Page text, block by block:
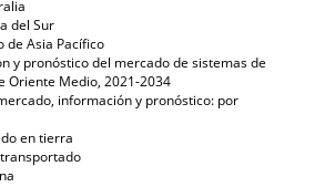
del Sur
de Asia Pacífico
y pronóstico del mercado de sistemas de
Oriente Medio, 2021-2034
información y pronóstico: por
en tierra